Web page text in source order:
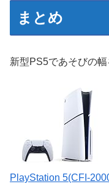
まとめ
新型PS5であそびの幅
PlayStation 5(CFI-